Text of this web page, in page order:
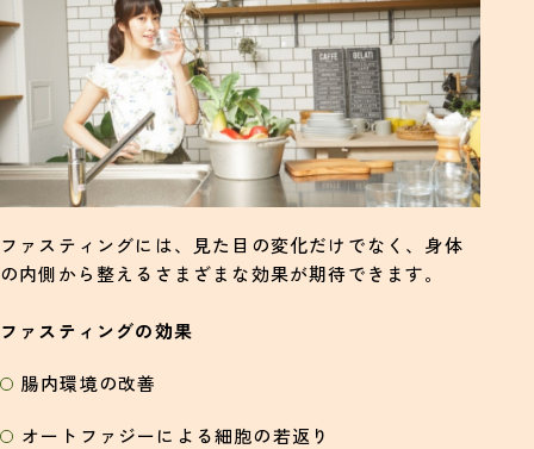
ファスティングには、見た目の変化だけでなく、身体
の内側から整えるさまざまな効果が期待できます。
ファスティングの効果
腸内環境の改善
オートファジーによる細胞の若返り